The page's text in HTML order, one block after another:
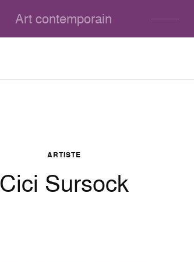
Art contemporain
ARTISTE
Cici Sursock